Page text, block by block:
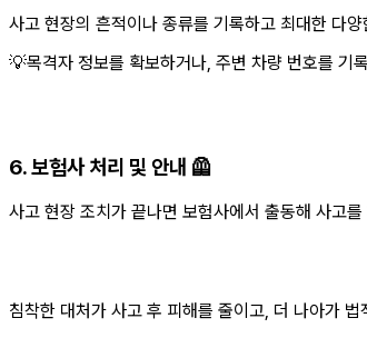
사고 현장의 흔적이나 종류를 기록하고 최대한 다
💡목격자 정보를 확보하거나, 주변 차량 번호를 기
6. 보험사 처리 및 안내 🦺
사고 현장 조치가 끝나면 보험사에서 출동해 사고
침착한 대처가 사고 후 피해를 줄이고, 더 나아가